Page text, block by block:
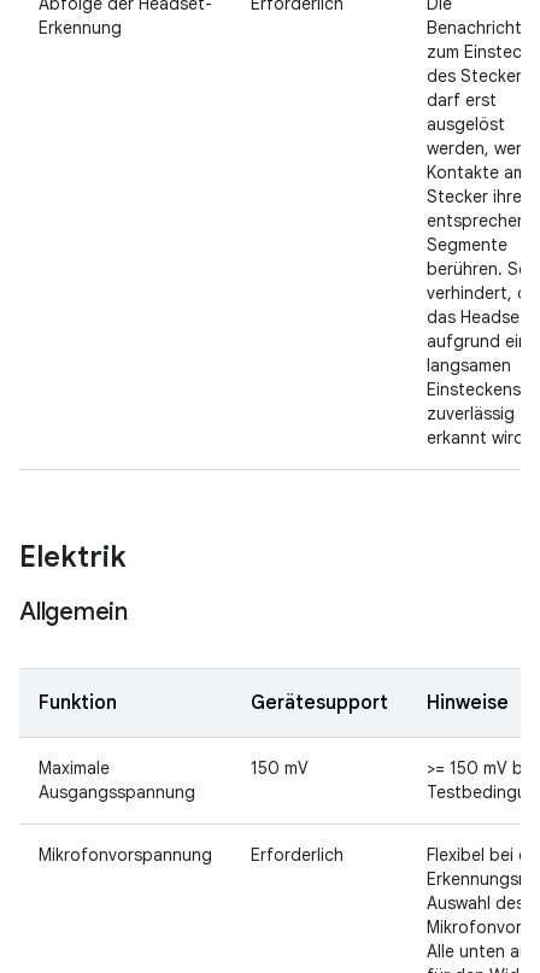
Erkennung
zum
des Steckers
darf erst
ausgelöst
werden, wenn
Kontakte am
Stecker ihre
Segmente
berühren. So
verhindert,
das Headset
aufgrund
langsamen
Einsteckens
zuverlässig
erkannt wird.
Elektrik
Allgemein
Funktion Gerätesupport Hinweise
Maximale
Ausgangsspannung
150 mV
>= 150 mV
Mikrofonvorspannung Erforderlich
Flexibel bei
Auswahl des
Alle unten